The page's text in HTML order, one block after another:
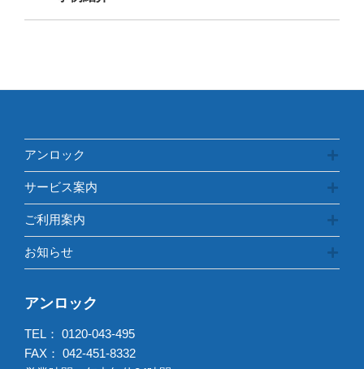
テ
アンロック
サービス案内
ご利用案内
お知らせ
アンロック
TEL： 0120-043-495
FAX： 042-451-8332